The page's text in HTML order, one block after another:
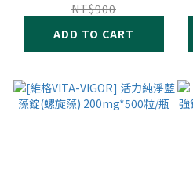
NT$900
ADD TO CART